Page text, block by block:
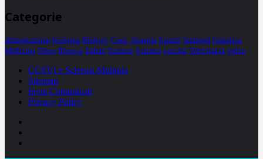
Categorie
alimentazione biologia Biology Com. Stampa Epatiti featured Genetica
Medicina News Ricerca Salute Science Scienza vaccini Veterinaria video
CCSVI e Sclerosi Multipla
Sitemap
Invia Comunicati
Privacy Policy